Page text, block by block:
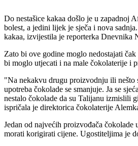
Do nestašice kakaa došlo je u zapadnoj
bolest, a jedini lijek je sječa i nova
kakaa, izvijestila je reporterka Dnevnika
Zato bi ove godine moglo nedostajati
bi moglo utjecati i na male čokolaterije i
"Na nekakvu drugu proizvodnju ili nešto
upotreba čokolade se smanjuje. Ja se
nestalo čokolade da su Talijanu izmislili
ispričala je direktorica čokolaterije
Jedan od najvećih proizvođača čokolade
morati korigirati cijene. Ugostiteljima je